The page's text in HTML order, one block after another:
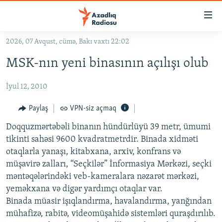
Əsas
qayıt
naviqasiyaya
Axtarışa
keç
KORRUPSIOMETR
#ƏSLINDƏ
FƏRQƏ BAX
QANUNI DOĞRU
ARAŞDIRMA
MULTIMEDIA
VIDEO
FOTOQALEREYA
RADIO ARXIV
OXU ZALI
HAQQIMIZDA
2026, 07 Avqust, cümə, Bakı vaxtı 22:02
MSK-nın yeni binasının açılışı olub
İyul 12, 2010
Paylaş VPN-siz açmaq
Doqquzmərtəbəli binanın hündürlüyü 39 metr, ümumi
tikinti sahəsi 9600 kvadratmetrdir. Binada xidməti
otaqlarla yanaşı, kitabxana, arxiv, konfrans və
müşavirə zalları, “Seçkilər” İnformasiya Mərkəzi, seçki
məntəqələrindəki veb-kameralara nəzarət mərkəzi,
yeməkxana və digər yardımçı otaqlar var.
Binada müasir işıqlandırma, havalandırma, yanğından
mühafizə, rabitə, videomüşahidə sistemləri quraşdırılıb.